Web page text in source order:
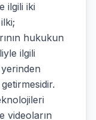
ilgili iki
hukukun
ilgili
videoların